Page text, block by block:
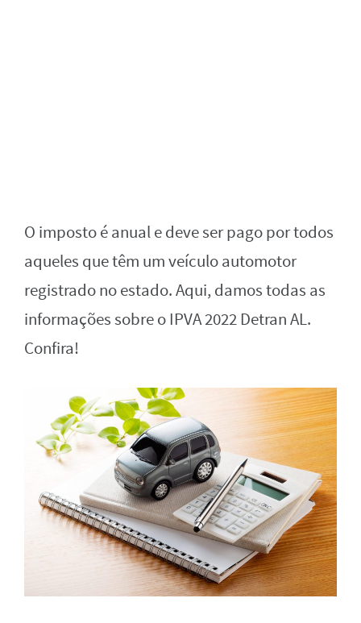
O imposto é anual e deve ser pago por todos
aqueles que têm um veículo automotor
registrado no estado. Aqui, damos todas as
informações sobre o IPVA 2022 Detran AL.
Confira!